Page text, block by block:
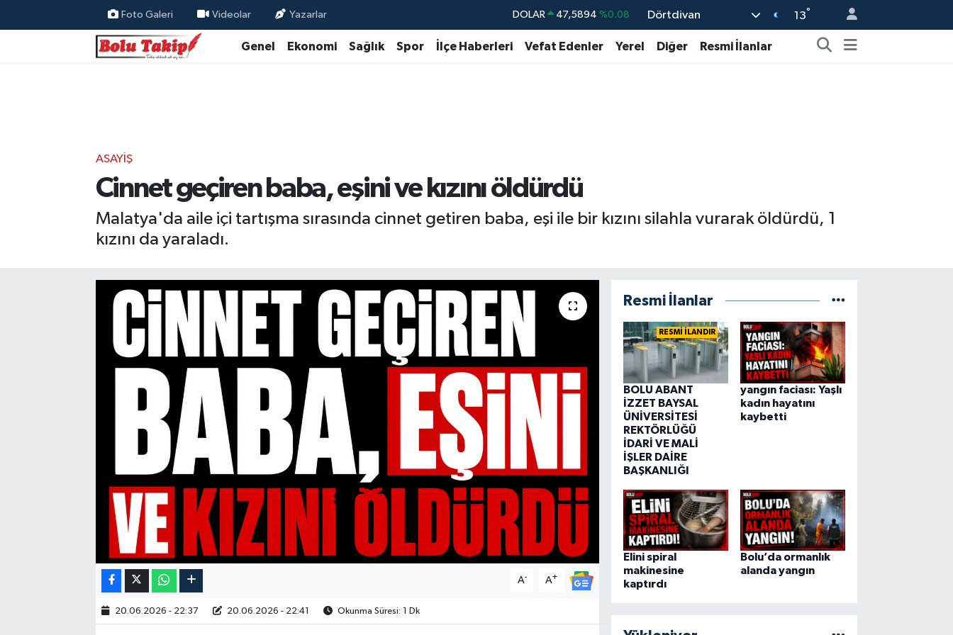
Foto Galeri Videolar Yazarlar DOLAR 47,5894 %0.08
EURO 55,0398 %-0.02
Dörtdivan 13°
Genel Ekonomi Sağlık Spor İlçe Haberleri Vefat Edenler Yerel Diğer Resmi İlanlar
ASAYIŞ
Cinnet geçiren baba, eşini ve kızını öldürdü
Malatya'da aile içi tartışma sırasında cinnet getiren baba, eşi ile bir kızını silahla vurarak öldürdü, 1
kızını da yaraladı.
A- A+
20.06.2026 - 22:37 20.06.2026 - 22:41 Okunma Süresi: 1 Dk
Resmi İlanlar
RESMİ İLANDIR
BOLU ABANT
İZZET BAYSAL
ÜNİVERSİTESİ
REKTÖRLÜĞÜ
İDARİ VE MALİ
İŞLER DAİRE
BAŞKANLIĞI
yangın faciası: Yaşlı
kadın hayatını
kaybetti
Elini spiral
makinesine
kaptırdı
Bolu’da ormanlık
alanda yangın